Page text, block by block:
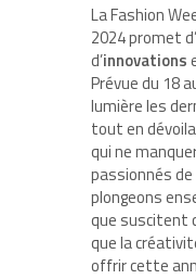
La Fashion
2024 promet
d’innovations
Prévue du 18
lumière les
tout en
qui ne
passionnés
plongeons
que suscitent
que la
offrir cette